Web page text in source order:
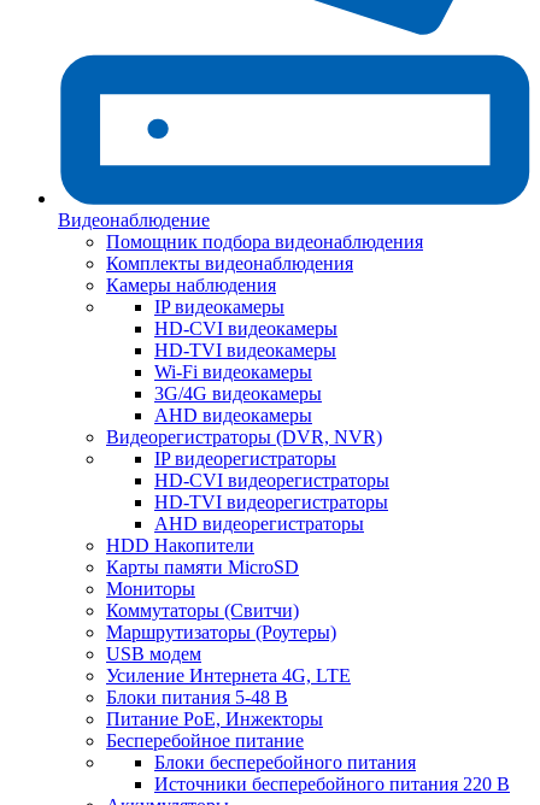
Видеонаблюдение
Помощник подбора видеонаблюдения
Комплекты видеонаблюдения
Камеры наблюдения
IP видеокамеры
HD-CVI видеокамеры
HD-TVI видеокамеры
Wi-Fi видеокамеры
3G/4G видеокамеры
AHD видеокамеры
Видеорегистраторы (DVR, NVR)
IP видеорегистраторы
HD-CVI видеорегистраторы
HD-TVI видеорегистраторы
AHD видеорегистраторы
HDD Накопители
Карты памяти MicroSD
Мониторы
Коммутаторы (Свитчи)
Маршрутизаторы (Роутеры)
USB модем
Усиление Интернета 4G, LTE
Блоки питания 5-48 В
Питание PoE, Инжекторы
Бесперебойное питание
Блоки бесперебойного питания
Источники бесперебойного питания 220 В